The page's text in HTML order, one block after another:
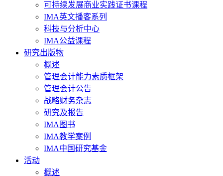
可持续发展商业实践证书课程
IMA英文播客系列
科技与分析中心
IMA公益课程
研究出版物
概述
管理会计能力素质框架
管理会计公告
战略财务杂志
研究及报告
IMA图书
IMA教学案例
IMA中国研究基金
活动
概述